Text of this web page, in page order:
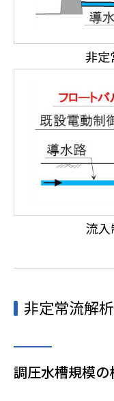
非定
流入
非定常流解
調圧水槽規模の